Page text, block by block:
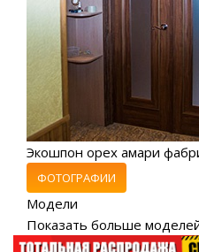
Экошпон орех амари
ФОТОГРАФИИ
Модели
Показать больше